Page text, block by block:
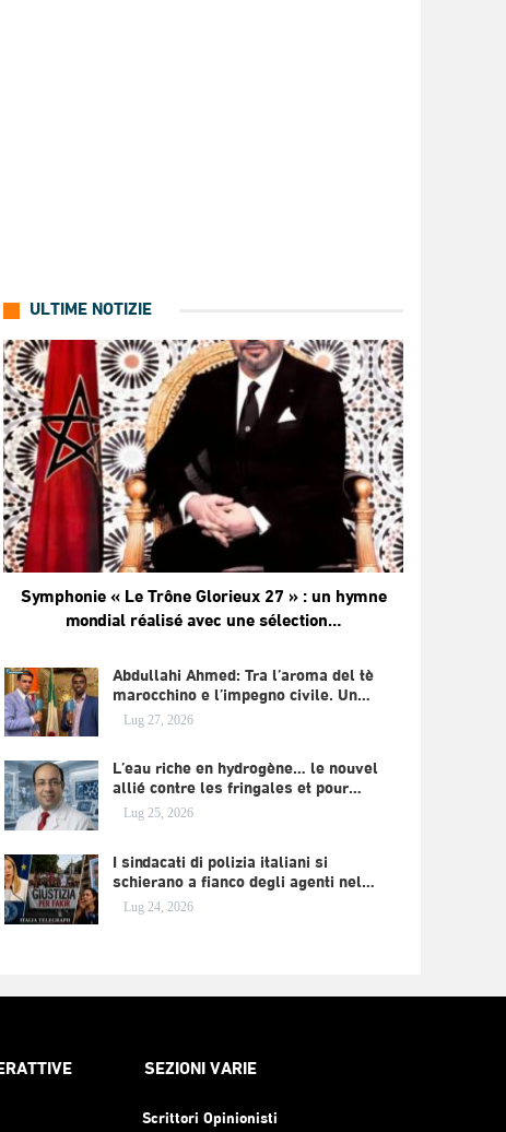
ULTIME NOTIZIE
Symphonie « Le Trône Glorieux 27 » : un hymne
mondial réalisé avec une sélection…
Abdullahi Ahmed: Tra l’aroma del tè
marocchino e l’impegno civile. Un…
Lug 27, 2026
L’eau riche en hydrogène… le nouvel
allié contre les fringales et pour…
Lug 25, 2026
I sindacati di polizia italiani si
schierano a fianco degli agenti nel…
Lug 24, 2026
SEZIONI VARIE
Scrittori Opinionisti